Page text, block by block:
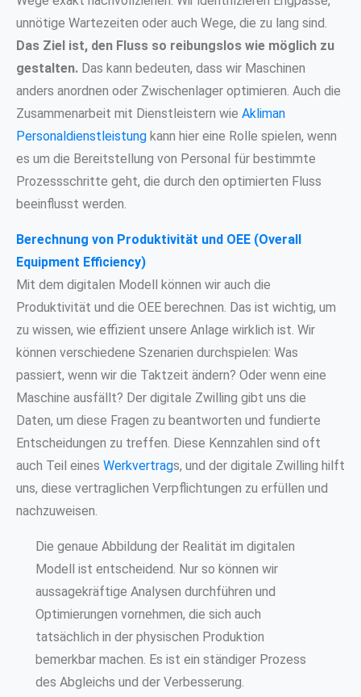
unnötige Wartezeiten oder auch Wege, die zu lang sind.
Das Ziel ist, den Fluss so reibungslos wie möglich zu
gestalten. Das kann bedeuten, dass wir Maschinen
anders anordnen oder Zwischenlager optimieren. Auch die
Zusammenarbeit mit Dienstleistern wie Akliman
Personaldienstleistung kann hier eine Rolle spielen, wenn
es um die Bereitstellung von Personal für bestimmte
Prozessschritte geht, die durch den optimierten Fluss
beeinflusst werden.
Berechnung von Produktivität und OEE (Overall
Equipment Efficiency)
Mit dem digitalen Modell können wir auch die
Produktivität und die OEE berechnen. Das ist wichtig, um
zu wissen, wie effizient unsere Anlage wirklich ist. Wir
können verschiedene Szenarien durchspielen: Was
passiert, wenn wir die Taktzeit ändern? Oder wenn eine
Maschine ausfällt? Der digitale Zwilling gibt uns die
Daten, um diese Fragen zu beantworten und fundierte
Entscheidungen zu treffen. Diese Kennzahlen sind oft
auch Teil eines Werkvertrags, und der digitale Zwilling hilft
uns, diese vertraglichen Verpflichtungen zu erfüllen und
nachzuweisen.
Die genaue Abbildung der Realität im digitalen
Modell ist entscheidend. Nur so können wir
aussagekräftige Analysen durchführen und
Optimierungen vornehmen, die sich auch
tatsächlich in der physischen Produktion
bemerkbar machen. Es ist ein ständiger Prozess
des Abgleichs und der Verbesserung.